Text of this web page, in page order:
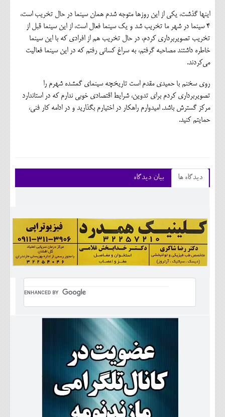
اینها گذشت، یکی از این روزها متوجه شدم همان سینما در حال تخریب است،
4 سینما در شهر ما تخریب شد و یک سینما فعال است، از این سینما قبل از
تخریب تصویربرداری کردم، در حال تخریب هم از افرادی که با این سینما
خاطره داشتند مصاحبه گرفتم، به سراغ کسانی رفتم که در این سینما فعالیت
می‌کردند.
روی سخنم با حمیدی مقدم است تاریخچه سینمای گمشده شهرم را
تصویربرداری کردم برای تدوین، شرایط اقتصادی خوبی ندارم که در استاندارد
مرکز گسترش باشد. امیدوارم راهکار در اختیارم بگذارید و در ادامه کار فنی،
حمایتم کنید.
دیدگاه ها بیان دیدگاه